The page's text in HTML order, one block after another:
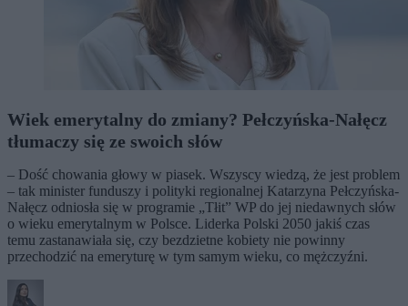
Wiek emerytalny do zmiany? Pełczyńska-Nałęcz
tłumaczy się ze swoich słów
– Dość chowania głowy w piasek. Wszyscy wiedzą, że jest problem
– tak minister funduszy i polityki regionalnej Katarzyna Pełczyńska-
Nałęcz odniosła się w programie „Tłit” WP do jej niedawnych słów
o wieku emerytalnym w Polsce. Liderka Polski 2050 jakiś czas
temu zastanawiała się, czy bezdzietne kobiety nie powinny
przechodzić na emeryturę w tym samym wieku, co mężczyźni.